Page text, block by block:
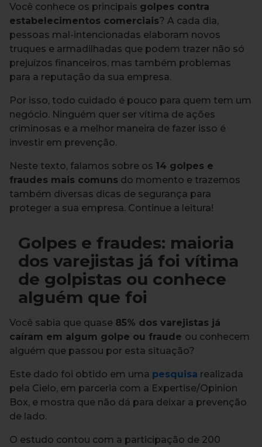
Você conhece os principais golpes contra
estabelecimentos comerciais? A cada dia,
pessoas mal-intencionadas elaboram novos
truques e armadilhadas que podem trazer não só
prejuízos financeiros, mas também problemas
para a reputação da sua empresa.
Por isso, todo cuidado é pouco para quem tem um
negócio. Ninguém quer ser vítima de ações
criminosas e a melhor maneira de fazer isso é
investir em prevenção.
Neste texto, falamos sobre os 14 golpes e
fraudes mais comuns do momento e trazemos
também diversas dicas de segurança para
proteger a sua empresa. Continue a leitura!
Golpes e fraudes: maioria
dos varejistas já foi vítima
de golpistas ou conhece
alguém que foi
Você sabia que quase 85% dos varejistas já
caíram em algum golpe ou fraude ou conhecem
alguém que passou por esta situação?
Este dado foi obtido em uma pesquisa realizada
pela Cielo, em parceria com a Expertise/Opinion
Box, e mostra que não dá para deixar a prevenção
de lado.
O estudo contou com a participação de 200